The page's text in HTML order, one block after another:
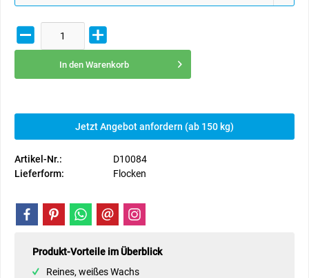
In den Warenkorb
Jetzt Angebot anfordern (ab 150 kg)
Artikel-Nr.:
D10084
Lieferform:
Flocken
Produkt-Vorteile im Überblick
Reines, weißes Wachs